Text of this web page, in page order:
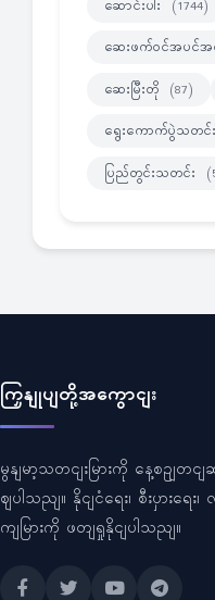
ဆောင်းပါး (1744)
ဆေးဖက်ဝင်အပင်အ
ဆေးမြီးတို (87)
ရွေးကောက်ပွဲသတင်း
ပြည်တွင်းသတင်း
ကြှနျုပျတို့အကွောငျး
မွနျမာ့သတငျးမြားကို နေ့စဥျ
ဈပါသညျ။ နိုငျငံရေး၊ စီးပှား
ကျမြားကို ဖတျရှုနိုငျပါသညျ။